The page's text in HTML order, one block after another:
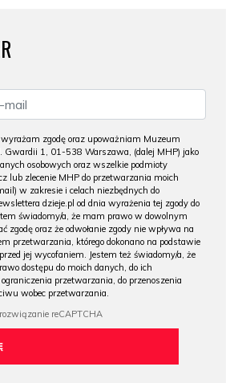
zgodę oraz upoważniam Muzeum
Gwardii 1, 01-538 Warszawa, (dalej MHP) jako
osobowych oraz wszelkie podmioty
lub zlecenie MHP do przetwarzania moich
w zakresie i celach niezbędnych do
dzieje.pl od dnia wyrażenia tej zgody do
świadomy/a, że mam prawo w dowolnym
zgodę oraz że odwołanie zgody nie wpływa na
przetwarzania, którego dokonano na podstawie
jej wycofaniem. Jestem też świadomy/a, że
dostępu do moich danych, do ich
przetwarzania, do przenoszenia
wobec przetwarzania.